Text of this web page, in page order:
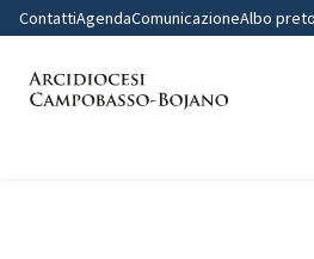
ContattiAgendaComunicazioneAlbo